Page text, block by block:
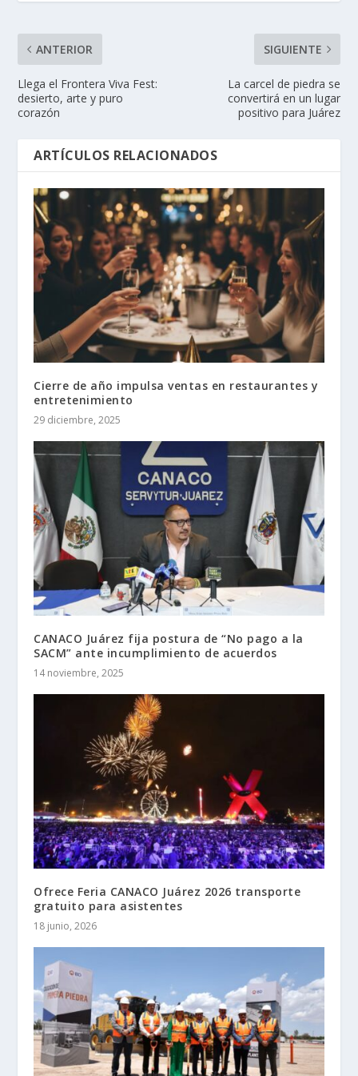
ANTERIOR
Llega el Frontera Viva Fest:
desierto, arte y puro
corazón
SIGUIENTE
La carcel de piedra se
convertirá en un lugar
positivo para Juárez
ARTÍCULOS RELACIONADOS
Cierre de año impulsa ventas en restaurantes y
entretenimiento
29 diciembre, 2025
CANACO Juárez fija postura de “No pago a la
SACM” ante incumplimiento de acuerdos
14 noviembre, 2025
Ofrece Feria CANACO Juárez 2026 transporte
gratuito para asistentes
18 junio, 2026